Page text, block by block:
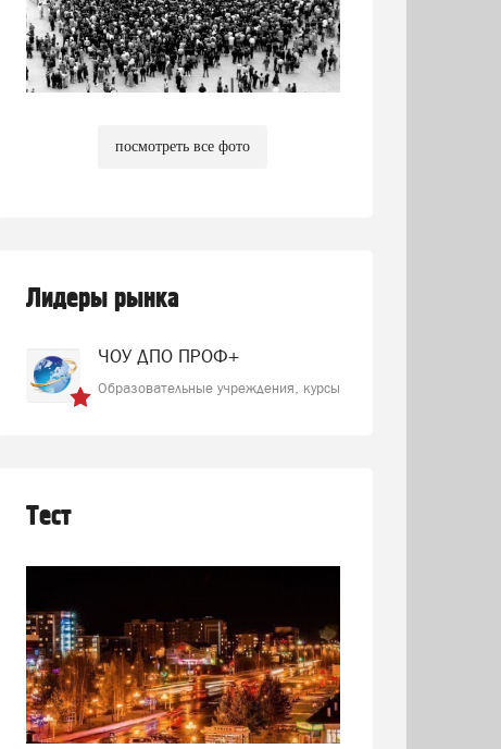
посмотреть все фото
Лидеры рынка
ЧОУ ДПО ПРОФ+
Образовательные учреждения, курсы
Тест